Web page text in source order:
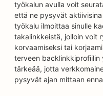
työkalun avulla voit
että ne pysyvät
työkalu ilmoittaa sinulle
takalinkkeistä, jolloin voit
korvaamiseksi tai
terveen backlinkkiprofiilin
tärkeää, jotta
pysyvät ajan mittaan